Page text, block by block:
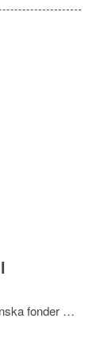
fonder …